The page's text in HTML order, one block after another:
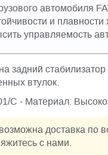
автомобиля
и
управляемость
задний
втулок.
C - Материал:
доставка по
с нами.